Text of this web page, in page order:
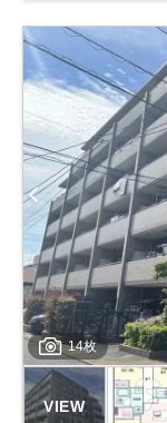
14枚